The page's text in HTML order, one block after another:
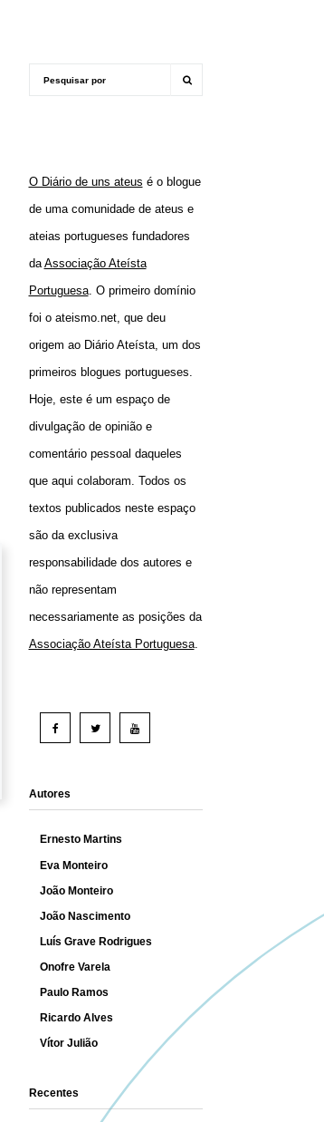
O Diário de uns ateus é o blogue
de uma comunidade de ateus e
ateias portugueses fundadores
daAssociação Ateísta
Portuguesa. O primeiro domínio
foi o ateismo.net, que deu
origem ao Diário Ateísta, um dos
primeiros blogues portugueses.
Hoje, este é um espaço de
divulgação de opinião e
comentário pessoal daqueles
que aqui colaboram. Todos os
textos publicados neste espaço
são da exclusiva
responsabilidade dos autores e
não representam
necessariamente as posições da
Associação Ateísta Portuguesa.
Autores
Ernesto Martins
Eva Monteiro
João Monteiro
João Nascimento
Luís Grave Rodrigues
Onofre Varela
Paulo Ramos
Ricardo Alves
Vítor Julião
Recentes